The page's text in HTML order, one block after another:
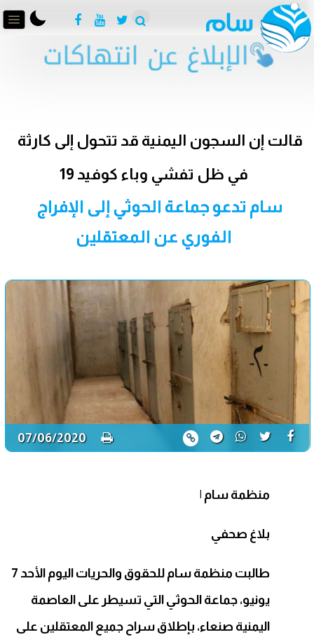
قالت إن السجون اليمنية قد تتحول إلى كارثة
في ظل تفشي وباء كوفيد 19
سام تدعو جماعة الحوثي إلى الإفراج
الفوري عن المعتقلين
07/06/2020
منظمة سام |
بلاغ صحفي
طالبت منظمة سام للحقوق والحريات اليوم الأحد 7
يونيو، جماعة الحوثي التي تسيطر على العاصمة
اليمنية صنعاء، بإطلاق سراح جميع المعتقلين على